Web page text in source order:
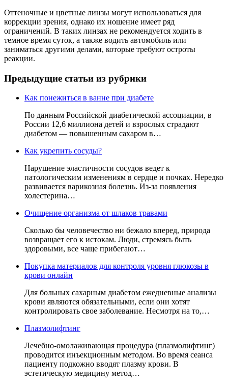
Оттеночные и цветные линзы могут использоваться для
коррекции зрения, однако их ношение имеет ряд
ограничений. В таких линзах не рекомендуется ходить в
темное время суток, а также водить автомобиль или
заниматься другими делами, которые требуют остроты
реакции.
Предыдущие статьи из рубрики
Как понежиться в ванне при диабете
По данным Российской диабетической ассоциации, в
России 12,6 миллиона детей и взрослых страдают
диабетом — повышенным сахаром в…
Как укрепить сосуды?
Нарушение эластичности сосудов ведет к
патологическим изменениям в сердце и почках. Нередко
развивается варикозная болезнь. Из-за появления
холестерина…
Очищение организма от шлаков травами
Сколько бы человечество ни бежало вперед, природа
возвращает его к истокам. Люди, стремясь быть
здоровыми, все чаще прибегают…
Покупка материалов для контроля уровня глюкозы в
крови онлайн
Для больных сахарным диабетом ежедневные анализы
крови являются обязательными, если они хотят
контролировать свое заболевание. Несмотря на то,…
Плазмолифтинг
Лечебно-омолаживающая процедура (плазмолифтинг)
проводится инъекционным методом. Во время сеанса
пациенту подкожно вводят плазму крови. В
эстетическую медицину метод…